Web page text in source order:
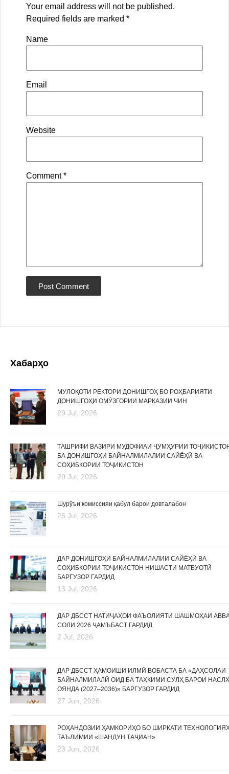
Your email address will not be published.
Required fields are marked *
Name
Email
Website
Comment*
Хабарҳо
МУЛОҚОТИ РЕКТОРИ ДОНИШГОҲ БО РОҲБАРИЯТИ
ДОНИШГОҲИ ОМӮЗГОРИИ МАРКАЗИИ ЧИН
29 Jul, 2026
ТАШРИФИ ВАЗИРИ МУДОФИАИ ҶУМҲУРИИ
БА ДОНИШГОҲИ БАЙНАЛМИЛАЛИИ САЙЁҲӢ ВА
СОҲИБКОРИИ ТОҶИКИСТОН
29 Jul, 2026
Шурӯъи комиссияи қабул барои довталабон
25 Jul, 2026
ДАР ДОНИШГОҲИ БАЙНАЛМИЛАЛИИ САЙЁҲӢ ВА
СОҲИБКОРИИ ТОҶИКИСТОН НИШАСТИ МАТБУОТӢ
БАРГУЗОР ГАРДИД
13 Jul, 2026
ДАР ДБССТ НАТИҶАҲОИ ФАЪОЛИЯТИ ШАШМОҲАИ
СОЛИ 2026 ҶАМЪБАСТ ГАРДИД
2 Jul, 2026
ДАР ДБССТ ҲАМОИШИ ИЛМӢ ВОБАСТА БА «ДАҲСОЛАИ
БАЙНАЛМИЛАЛӢ ОИД БА ТАҲКИМИ СУЛҲ БАРОИ
ОЯНДА (2027–2036)» БАРГУЗОР ГАРДИД
27 Jun, 2026
РОҲАНДОЗИИ ҲАМКОРИҲО БО ШИРКАТИ
ТАЪЛИМИИ «ШАНДУН ТАҶИАН»
23 Jun, 2026